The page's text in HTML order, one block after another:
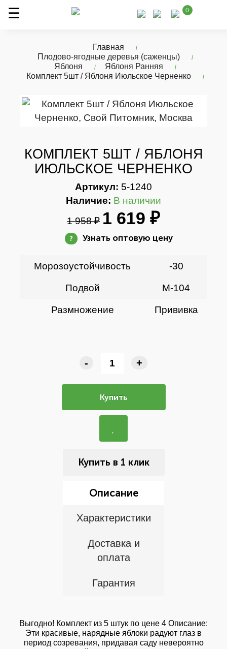
0
Главная
Плодово-ягодные деревья (саженцы)
Яблоня
Яблоня Ранняя
Комплект 5шт / Яблоня Июльское Черненко
КОМПЛЕКТ 5ШТ / ЯБЛОНЯ
ИЮЛЬСКОЕ ЧЕРНЕНКО
Артикул: 5-1240
Наличие: В наличии
1 958 ₽ 1 619 ₽
? Узнать оптовую цену
Морозоустойчивость -30
Подвой М-104
Размножение Прививка
- +
Купить
Купить в 1 клик
Описание
Характеристики
Доставка и
оплата
Гарантия
Выгодно! Комплект из 5 штук по цене 4 Описание:
Эти красивые, нарядные яблоки радуют глаз в
период созревания, придавая саду невероятно